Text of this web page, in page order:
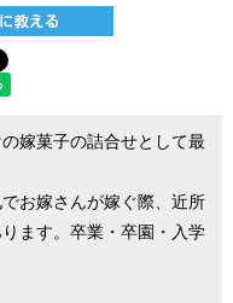
嫁菓子の詰合せとして最
お嫁さんが嫁ぐ際、近所
ます。卒業・卒園・入学